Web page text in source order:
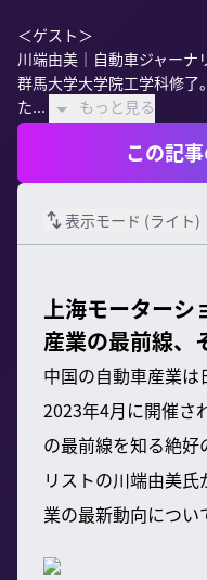
＜ゲスト＞
川端由美｜自動車ジャーナ
群馬大学大学院工学科修了
た...
もっと見る
この記
表示モード (ライト)
上海モーターシ
産業の最前線、
中国の自動車産業は
2023年4月に開催さ
の最前線を知る絶
リストの川端由美
業の最新動向につい